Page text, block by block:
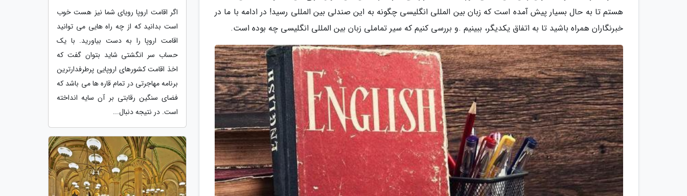
هستم تا به حال بسیار پیش آمده است که زبان بین المللی انگلیسی چگونه به این صندلی بین المللی رسید! در ادامه با ما در
خبرنگاران همراه باشید تا به اتفاق یکدیگر، ببینیم .و بررسی کنیم که سیر تماملی زبان بین المللی انگلیسی چه بوده است.
اگر اقامت اروپا رویای شما نیز هست خوب
است بدانید که از چه راه هایی می توانید
اقامت اروپا را به دست بیاورید. با یک
حساب سر انگشتی شاید بتوان گفت که
اخذ اقامت کشورهای اروپایی پرطرفدارترین
برنامه مهاجرتی در تمام قاره ها می باشد که
فضای سنگین رقابتی بر آن سایه انداخته
است. در نتیجه دنبال...